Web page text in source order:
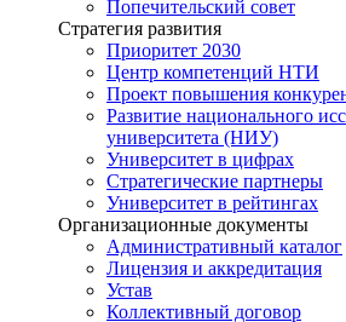
Попечительский совет
Стратегия развития
Приоритет 2030
Центр компетенций НТИ
Проект повышения
Развитие национального
университета (НИУ)
Университет в цифрах
Стратегические партнеры
Университет в рейтингах
Организационные документы
Административный каталог
Лицензия и аккредитация
Устав
Коллективный договор